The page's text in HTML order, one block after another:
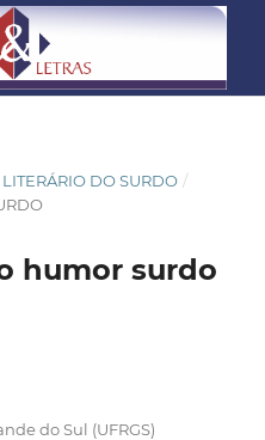
DO SURDO /
humor surdo
do Sul (UFRGS)